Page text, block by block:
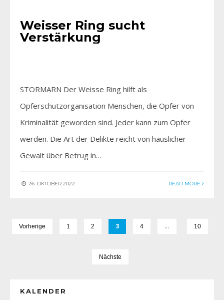
Weisser Ring sucht
Verstärkung
STORMARN Der Weisse Ring hilft als
Opferschutzorganisation Menschen, die Opfer von
Kriminalität geworden sind. Jeder kann zum Opfer
werden. Die Art der Delikte reicht von häuslicher
Gewalt über Betrug in…
26. OKTOBER 2022 READ MORE
Vorherige 1 2 3 4 … 10
Nächste
KALENDER